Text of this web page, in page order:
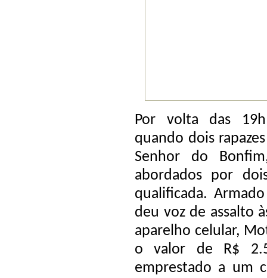
Por volta das
quando dois
Senhor do
abordados por
qualificada.
deu voz de assalto
aparelho celular,
o valor de R$
emprestado a um